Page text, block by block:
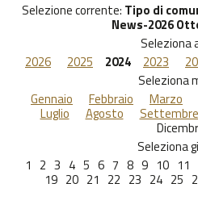
Selezione corrente: Tipo di
News-2026
Seleziona
2026
2025 2024 2023
Seleziona
Gennaio
Febbraio Marzo
Luglio Agosto Settembre
Seleziona
1 2 3 4 5 6 7 8 9 10 11
19 20 21 22 23 24 25